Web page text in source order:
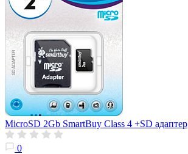
MicroSD 2Gb SmartBuy Class 4 +SD адаптер
0